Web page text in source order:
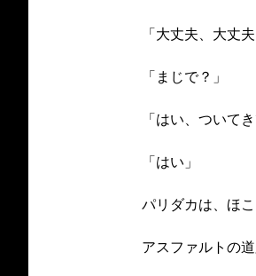
「大丈夫、大丈夫
「まじで？」
「はい、ついてき
「はい」
パリダカは、ほ
アスファルトの